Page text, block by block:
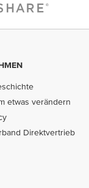
etwas verändern
Direktvertrieb